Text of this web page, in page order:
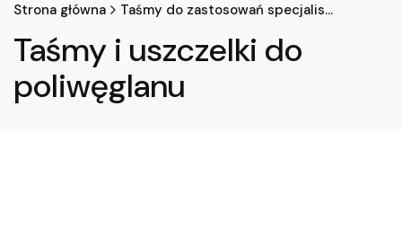
Strona główna Taśmy do zastosowań specjalistycznych
Taśmy i uszczelki do
poliwęglanu